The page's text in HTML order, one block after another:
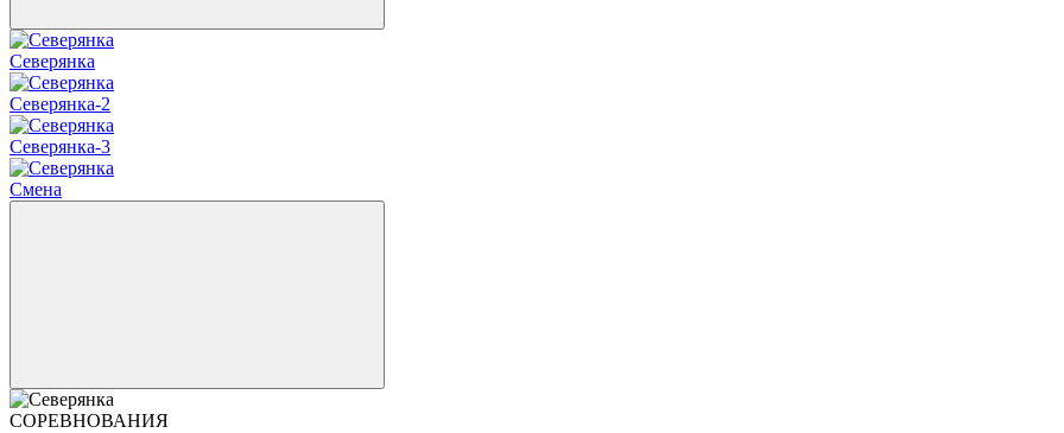
Северянка
Северянка-2
Северянка-3
Смена
СОРЕВНОВАНИЯ